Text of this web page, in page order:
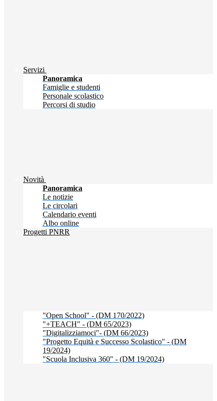
Servizi
Panoramica
Famiglie e studenti
Personale scolastico
Percorsi di studio
Novità
Panoramica
Le notizie
Le circolari
Calendario eventi
Albo online
Progetti PNRR
"Open School" - (DM 170/2022)
"+TEACH" - (DM 65/2023)
"Digitalizziamoci"- (DM 66/2023)
"Progetto Equità e Successo Scolastico" - (DM
19/2024)
"Scuola Inclusiva 360" - (DM 19/2024)